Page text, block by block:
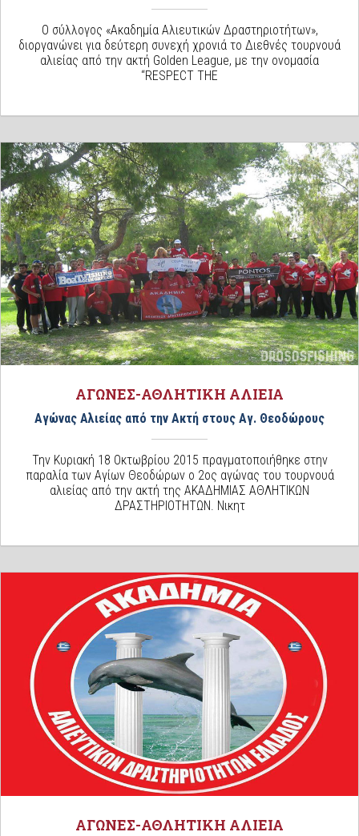
Ο σύλλογος «Ακαδημία Αλιευτικών Δραστηριοτήτων»,
διοργανώνει για δεύτερη συνεχή χρονιά το Διεθνές τουρνουά
αλιείας από την ακτή Golden League, με την ονομασία
“RESPECT THE
ΑΓΩΝΕΣ-ΑΘΛΗΤΙΚΗ ΑΛΙΕΙΑ
Αγώνας Αλιείας από την Ακτή στους Αγ. Θεοδώρους
Την Κυριακή 18 Οκτωβρίου 2015 πραγματοποιήθηκε στην
παραλία των Αγίων Θεοδώρων ο 2ος αγώνας του τουρνουά
αλιείας από την ακτή της ΑΚΑΔΗΜΙΑΣ ΑΘΛΗΤΙΚΩΝ
ΔΡΑΣΤΗΡΙΟΤΗΤΩΝ. Νικητ
ΑΓΩΝΕΣ-ΑΘΛΗΤΙΚΗ ΑΛΙΕΙΑ